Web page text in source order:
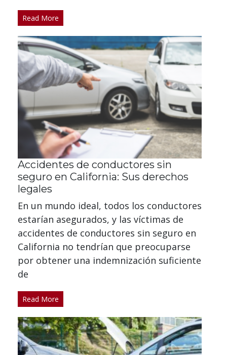
Read More
Accidentes de conductores sin
seguro en California: Sus derechos
legales
En un mundo ideal, todos los conductores
estarían asegurados, y las víctimas de
accidentes de conductores sin seguro en
California no tendrían que preocuparse
por obtener una indemnización suficiente
de
Read More